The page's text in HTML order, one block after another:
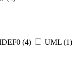
(4) UML (1)